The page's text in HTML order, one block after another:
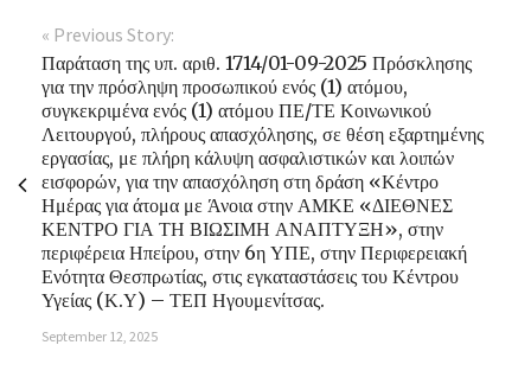
« Previous Story:
Παράταση της υπ. αριθ. 1714/01-09-2025 Πρόσκλησης
για την πρόσληψη προσωπικού ενός (1) ατόμου,
συγκεκριμένα ενός (1) ατόμου ΠΕ/ΤΕ Κοινωνικού
Λειτουργού, πλήρους απασχόλησης, σε θέση εξαρτημένης
εργασίας, με πλήρη κάλυψη ασφαλιστικών και λοιπών
εισφορών, για την απασχόληση στη δράση «Κέντρο
Ημέρας για άτομα με Άνοια στην ΑΜΚΕ «ΔΙΕΘΝΕΣ
ΚΕΝΤΡΟ ΓΙΑ ΤΗ ΒΙΩΣΙΜΗ ΑΝΑΠΤΥΞΗ», στην
περιφέρεια Ηπείρου, στην 6η ΥΠΕ, στην Περιφερειακή
Ενότητα Θεσπρωτίας, στις εγκαταστάσεις του Κέντρου
Υγείας (Κ.Υ) – ΤΕΠ Ηγουμενίτσας.
September 12, 2025